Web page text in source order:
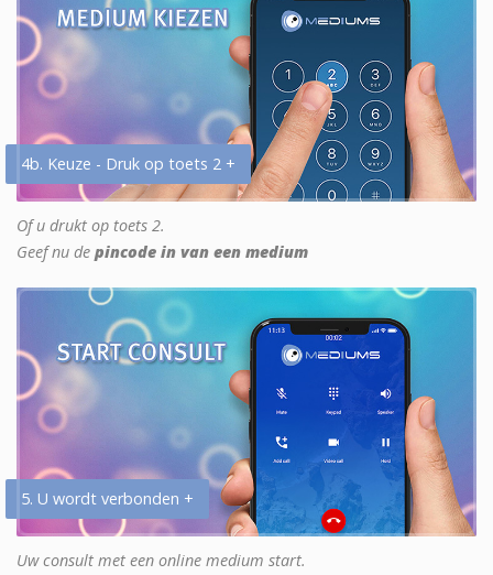
4b. Keuze - Druk op toets 2 +
Of u drukt op toets 2.
Geef nu de pincode in van een medium
5. U wordt verbonden +
Uw consult met een online medium start.